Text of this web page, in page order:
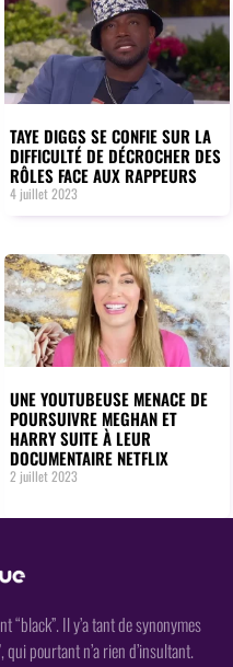
TAYE DIGGS SE CONFIE SUR LA
DIFFICULTÉ DE DÉCROCHER DES
RÔLES FACE AUX RAPPEURS
4 juillet 2023
UNE YOUTUBEUSE MENACE DE
POURSUIVRE MEGHAN ET
HARRY SUITE À LEUR
DOCUMENTAIRE NETFLIX
2 juillet 2023
“black”. Il y’a tant de synonymes
, qui pourtant n’a rien d’insultant.